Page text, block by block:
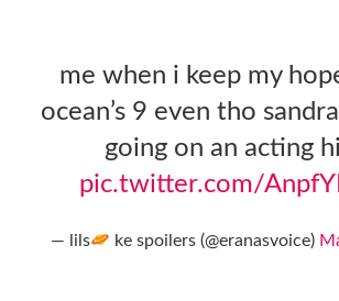
me when i keep my
ocean’s 9 even tho
going on an acting
pic.twitter.com/
— lils ke spoilers (@eranasvoice)